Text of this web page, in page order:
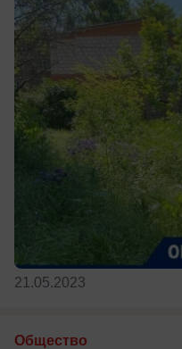
21.05.2023
Общество